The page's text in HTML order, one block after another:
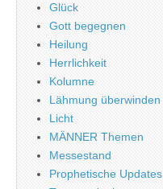
Glück
Gott begegnen
Heilung
Herrlichkeit
Kolumne
Lähmung überwinden
Licht
MÄNNER Themen
Messestand
Prophetische Updates